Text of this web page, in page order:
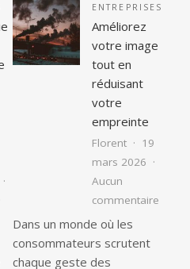
sur Qu’est-ce que le code de
ENTREPRISES
Améliorez
votre image
tout en
réduisant
votre
empreinte
Florent
19
mars 2026
Aucun
commentaire
Dans un monde où les
consommateurs scrutent
chaque geste des